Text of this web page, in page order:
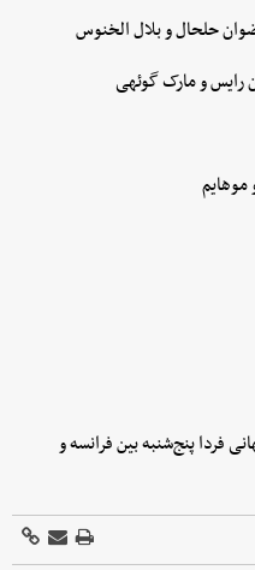
حلحال و بلال الخنوس
رایس و مارک گوئهی
موهایم
فردا پنج‌شنبه بین فرانسه و